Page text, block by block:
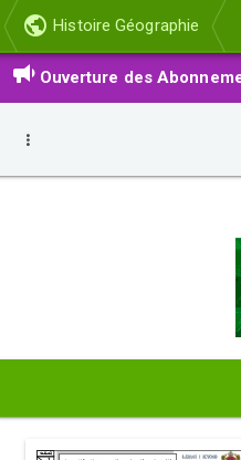
Histoire Géographie
Ouverture des